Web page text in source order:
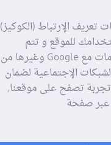
تعريف الإرتباط (الكوكيز)
للموقع و تتم
مشاركة بعض المعلومات مع Google وغيرها من
الإجتماعية لضمان
تصفح على موقعنا,
عبر صفحة